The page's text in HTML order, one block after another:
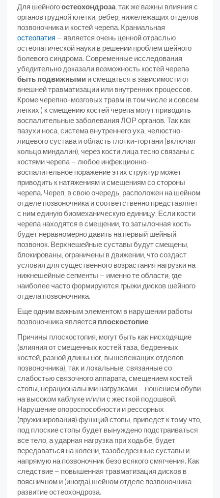
Для шейногоостеохондроза, так же важны влияния с
органов грудной клетки, ребер, нижележащих отделов
позвоночника и костей черепа. Краниальная
остеопатия – является очень ценной отраслью
остеопатической науки в решении проблем шейного
болевого синдрома. Современные исследования
убедительно доказали возможность костей черепа
быть подвижнымии смещаться в зависимости от
внешней травматизации или внутренних процессов.
Кроме черепно-мозговых травм (в том числе и совсем
легких!) к смещению костей черепа могут приводить
воспалительные заболевания ЛОР органов. Так как
пазухи носа, система внутреннего уха, челюстно-
лицевого сустава и область глотки-гортани (включая
кольцо миндалин), через кости лица тесно связаны с
костями черепа – любое инфекционно-
воспалительное поражение этих структур может
приводить к натяжениям и смещениям со стороны
черепа. Череп, в свою очередь, расположен на шейном
отделе позвоночника и соответственно представляет
с ним единую биомеханическую единицу. Если кости
черепа находятся в смещении, то затылочная кость
будет неравномерно давить на первый шейный
позвонок. Верхнешейные суставы будут смещены,
блокированы, ограничены в движении, что создаст
условия для существенного возрастания нагрузки на
нижнешейные сегменты – именно те области, где
наиболее часто формируются грыжи дисков шейного
отдела позвоночника.
Еще одним важным элементом в нарушении работы
позвоночника является плоскостопие.
Причины плоскостопия, могут быть как нисходящие
(влияния от смещенных костей таза, бедренных
костей, разной длины ног, вышележащих отделов
позвоночника), так и локальные, связанные со
слабостью связочного аппарата, смещением костей
стопы, нерациональнми нагрузками – ношением обуви
на высоком каблуке и/или с жесткой подошвой.
Нарушение опороспособности и рессорных
(пружинирования) функций стопы, приведет к тому что,
под плоские стопы будет вынуждено подстраиваться
все тело, а ударная нагрузка при ходьбе, будет
передаваться на колени, тазобедренные суставы и
напрямую на позвоночник безо всякого смягчения. Как
следствие – повышенная травматизация дисков в
поясничном и (иногда) шейном отделе позвоночника –
развитие остеохондроза.